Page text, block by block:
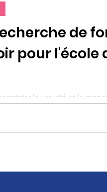
de
pour l'école
la vétusté et le
à les financer!